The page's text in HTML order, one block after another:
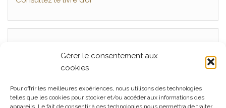
Gérer le consentement aux
cookies
Pour offrir les meilleures expériences, nous utilisons des technologies
telles que les cookies pour stocker et/ou accéder aux informations des
appareils. Le fait de consentir à ces technologies nous permettra de traiter
Consultez le livre d’or
Articles récents
Mariage La Cour du Domaine, Juin 2026